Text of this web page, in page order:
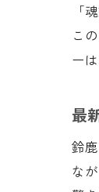
「
こ
ー
最
鈴
な